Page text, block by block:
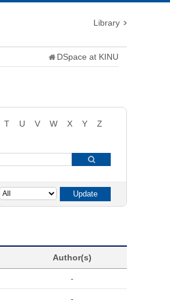
Library
DSpace at KINU
T U V W X Y
Z
Author(s)
-
-